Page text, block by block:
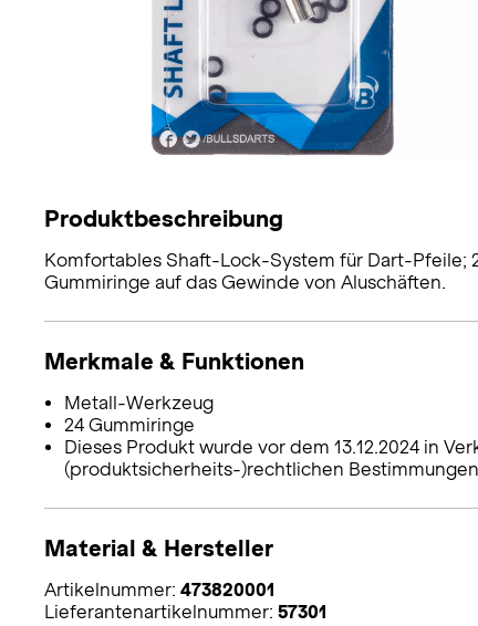
Produktbeschreibung
Komfortables Shaft-Lock-System für Dart-Pfeile;
Gummiringe auf das Gewinde von Aluschäften.
Merkmale & Funktionen
Metall-Werkzeug
24 Gummiringe
Dieses Produkt wurde vor dem 13.12.2024 in
(produktsicherheits-)rechtlichen
Material & Hersteller
Artikelnummer: 473820001
Lieferantenartikelnummer: 57301